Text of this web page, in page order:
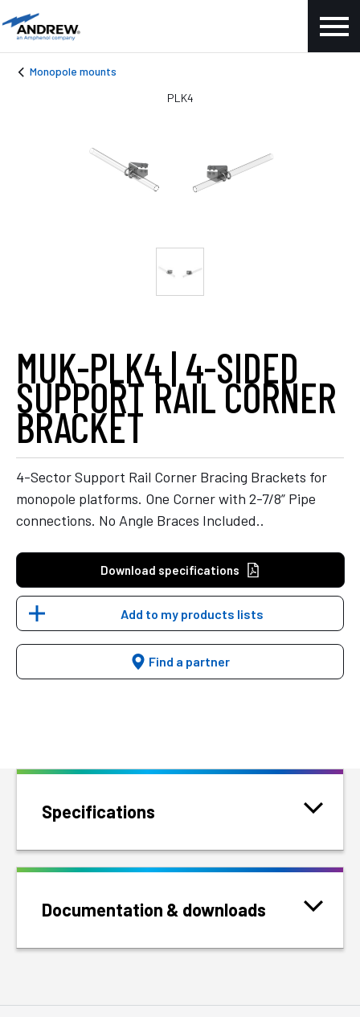
Monopole mounts
MUK-PLK4 | 4-SIDED
SUPPORT RAIL CORNER
BRACKET
4-Sector Support Rail Corner Bracing Brackets for
monopole platforms. One Corner with 2-7/8” Pipe
connections. No Angle Braces Included..
Download specifications
Add to my products lists
Find a partner
PLK4
Specifications
Documentation & downloads